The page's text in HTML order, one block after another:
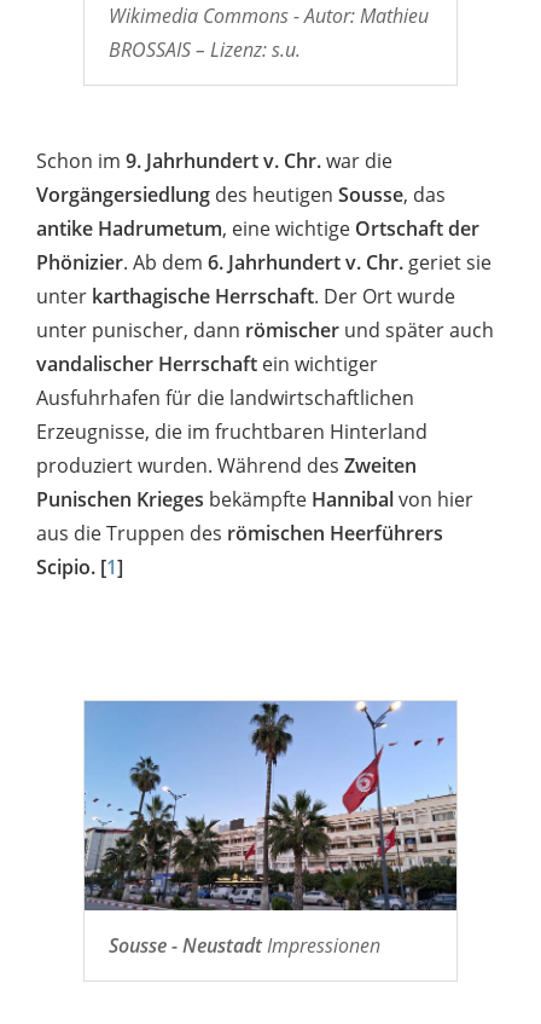
Wikimedia Commons - Autor: Mathieu
BROSSAIS – Lizenz: s.u.
Schon im 9. Jahrhundert v. Chr.war die
Vorgängersiedlung des heutigen Sousse, das
antike Hadrumetum, eine wichtige Ortschaft der
Phönizier. Ab dem 6. Jahrhundert v. Chr. geriet sie
unter karthagische Herrschaft. Der Ort wurde
unter punischer, dann römischer und später auch
vandalischer Herrschaft ein wichtiger
Ausfuhrhafen für die landwirtschaftlichen
Erzeugnisse, die im fruchtbaren Hinterland
produziert wurden. Während des Zweiten
Punischen Krieges bekämpfte Hannibalvon hier
aus die Truppen des römischen Heerführers
Scipio. [1]
Sousse - NeustadtImpressionen